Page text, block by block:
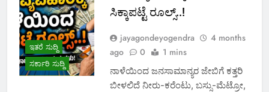
ಇತರೆ ಸುದ್ದಿ
ಸರ್ಕಾರಿ ಸುದ್ದಿ
ಸಿಕ್ಕಾಪಟ್ಟೆ ರೂಲ್ಸ್..!
jayagondeyogendra
4 months
ago
0 1 mins
ನಾಳೆಯಿಂದ ಜನಸಾಮಾನ್ಯರ ಜೇಬಿಗೆ ಕತ್ತರಿ
ಬೀಳಲಿದೆ ನೀರು-ಕರೆಂಟು, ಬಸ್ಸು-ಮೆಟ್ರೋ,